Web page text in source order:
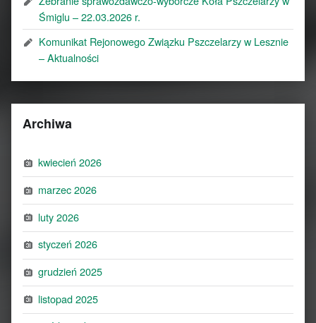
Śmiglu – 22.03.2026 r.
Komunikat Rejonowego Związku Pszczelarzy w Lesznie
– Aktualności
Archiwa
kwiecień 2026
marzec 2026
luty 2026
styczeń 2026
grudzień 2025
listopad 2025